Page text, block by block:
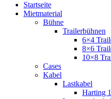
Startseite
Mietmaterial
Bühne
Trailerbühnen
6×4
8×6
10×8
Cases
Kabel
Lastkabel
Harting